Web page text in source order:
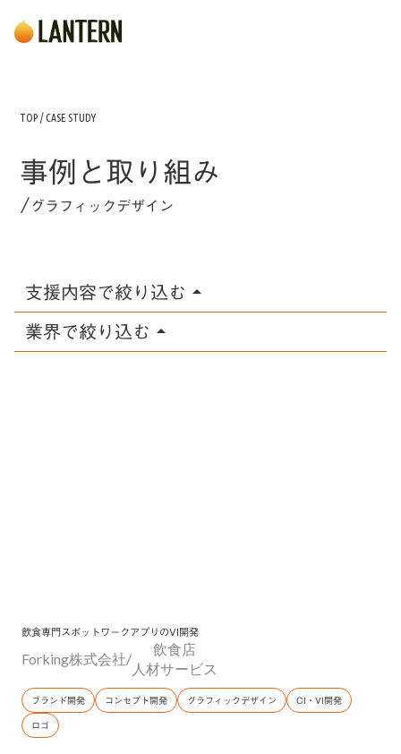
TOP /CASE STUDY
事例と取り組み
/グラフィックデザイン
支援内容で絞り込む arrow_drop_up
DXツール活用支援
ロゴ
グラフィックデザイン
Webデザイン
コンセプト開発
CI・VI開発
MVV・パーパス策定
業界で絞り込む arrow_drop_up
飲食専門スポットワークアプリのVI開発
Forking株式会社/
飲食店
人材サービス
ブランド開発 コンセプト開発 グラフィックデザイン
CI・VI開発
ロゴ